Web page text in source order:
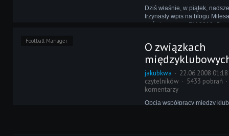
Dziś właśnie, w piątek,
trzynasty wpis na blogu
poświęconemu FM 2010.
większych opcji skupiając się
Football Manager
O związkach
jakubkwa
22.06.2008 01:18
czytelników
5433 pobrań
komentarzy
Opcja współpracy między